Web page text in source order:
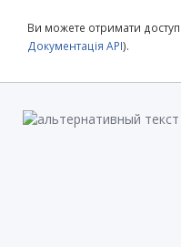
Ви можете отримати
Документація API).